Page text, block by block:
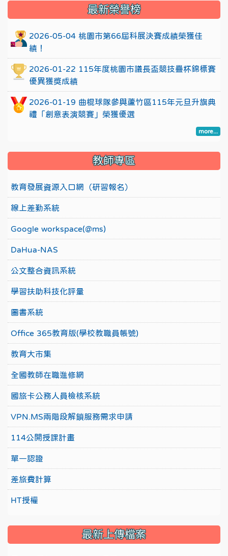
::: 最新榮譽榜
2026-05-04 桃園市第66屆科展決賽成績榮獲佳
績！
2026-01-22 115年度桃園市議長盃競技疊杯錦標賽
優異獲獎成績
2026-01-19 曲棍球隊參與蘆竹區115年元旦升旗典
禮「創意表演競賽」榮獲優選
more...
教師專區
教育發展資源入口網（研習報名）
線上差勤系統
Google workspace(@ms)
DaHua-NAS
公文整合資訊系統
學習扶助科技化評量
圖書系統
Office 365教育版(學校教職員帳號)
教育大市集
全國教師在職進修網
國旅卡公務人員檢核系統
VPN.MS兩階段解鎖服務需求申請
114公開授課計畫
單一認證
差旅費計算
HT授權
最新上傳檔案